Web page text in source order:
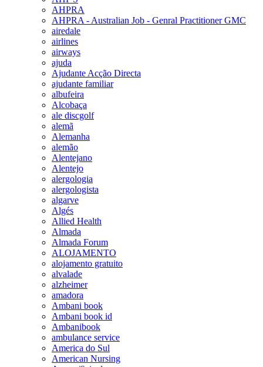
AHPRA
AHPRA - Australian Job - Genral Practitioner GMC
airedale
airlines
airways
ajuda
Ajudante Acção Directa
ajudante familiar
albufeira
Alcobaça
ale discgolf
alemã
Alemanha
alemão
Alentejano
Alentejo
alergologia
alergologista
algarve
Algés
Allied Health
Almada
Almada Forum
ALOJAMENTO
alojamento gratuito
alvalade
alzheimer
amadora
Ambani book
Ambani book id
Ambanibook
ambulance service
America do Sul
American Nursing